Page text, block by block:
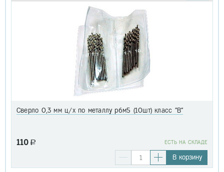
Сверло 0,3 мм ц/х по металлу р6м5 (10шт) класс "В"
110 a EСТЬ НА СКЛАДЕ
В корзину